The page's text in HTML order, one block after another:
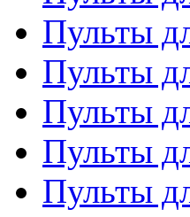
Пульты
Пульты
Пульты
Пульты
Пульты